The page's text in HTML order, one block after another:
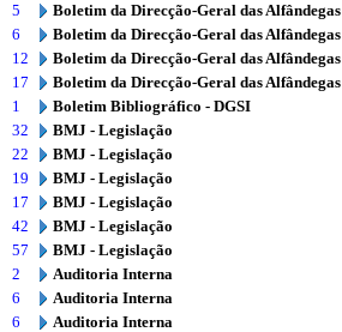
5
Boletim da Direcção-Geral das Alfândegas
6
Boletim da Direcção-Geral das Alfândegas
12
Boletim da Direcção-Geral das Alfândegas
17
Boletim da Direcção-Geral das Alfândegas
1
Boletim Bibliográfico - DGSI
32
BMJ - Legislação
22
BMJ - Legislação
19
BMJ - Legislação
17
BMJ - Legislação
42
BMJ - Legislação
57
BMJ - Legislação
2
Auditoria Interna
6
Auditoria Interna
6
Auditoria Interna